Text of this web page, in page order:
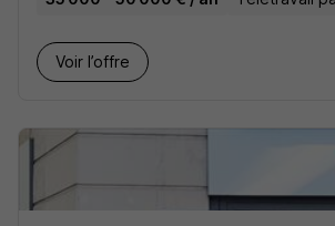
Voir l’offre